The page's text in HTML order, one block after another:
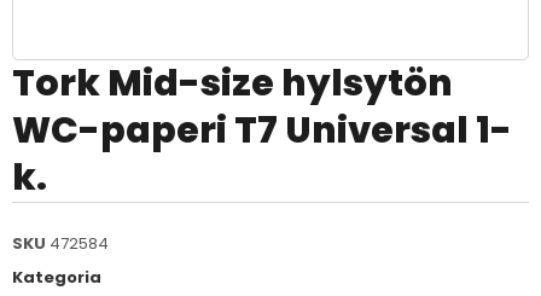
Tork Mid-size hylsytön
WC-paperi T7 Universal 1-
k.
SKU 472584
Kategoria